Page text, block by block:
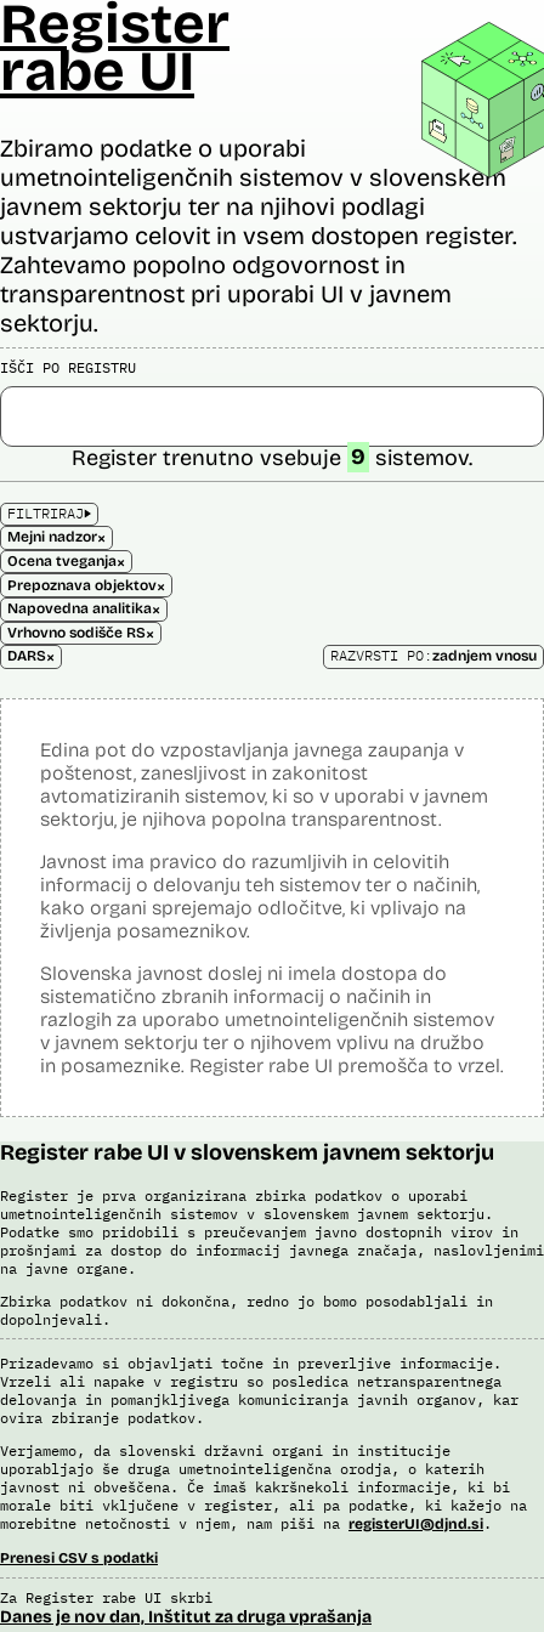
Register
rabe UI
Zbiramo podatke o uporabi
umetnointeligenčnih sistemov v slovenskem
javnem sektorju ter na njihovi podlagi
ustvarjamo celovit in vsem dostopen register.
Zahtevamo popolno odgovornost in
transparentnost pri uporabi UI v javnem
sektorju.
IŠČI PO REGISTRU
FILTRIRAJ
Mejni nadzor×
Ocena tveganja×
Prepoznava objektov×
Napovedna analitika×
Vrhovno sodišče RS×
DARS×
Register trenutno vsebuje 9 sistemov.
RAZVRSTI PO:zadnjem vnosu
Edina pot do vzpostavljanja javnega zaupanja v
poštenost, zanesljivost in zakonitost
avtomatiziranih sistemov, ki so v uporabi v javnem
sektorju, je njihova popolna transparentnost.
Javnost ima pravico do razumljivih in celovitih
informacij o delovanju teh sistemov ter o načinih,
kako organi sprejemajo odločitve, ki vplivajo na
življenja posameznikov.
Slovenska javnost doslej ni imela dostopa do
sistematično zbranih informacij o načinih in
razlogih za uporabo umetnointeligenčnih sistemov
v javnem sektorju ter o njihovem vplivu na družbo
in posameznike. Register rabe UI premošča to vrzel.
Register rabe UI v slovenskem javnem sektorju
Register je prva organizirana zbirka podatkov o uporabi
umetnointeligenčnih sistemov v slovenskem javnem sektorju.
Podatke smo pridobili s preučevanjem javno dostopnih virov in
prošnjami za dostop do informacij javnega značaja, naslovljenimi
na javne organe.
Zbirka podatkov ni dokončna, redno jo bomo posodabljali in
dopolnjevali.
Prizadevamo si objavljati točne in preverljive informacije.
Vrzeli ali napake v registru so posledica netransparentnega
delovanja in pomanjkljivega komuniciranja javnih organov, kar
ovira zbiranje podatkov.
Verjamemo, da slovenski državni organi in institucije
uporabljajo še druga umetnointeligenčna orodja, o katerih
javnost ni obveščena. Če imaš kakršnekoli informacije, ki bi
morale biti vključene v register, ali pa podatke, ki kažejo na
morebitne netočnosti v njem, nam piši na registerUI@djnd.si.
Prenesi CSV s podatki
Za Register rabe UI skrbi
Danes je nov dan, Inštitut za druga vprašanja